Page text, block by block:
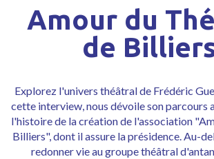
Amour du
de
Explorez l'univers théâtral de Frédéric
cette interview, nous dévoile son parcours
l'histoire de la création de l'association "
Billiers", dont il assure la présidence. Au-
redonner vie au groupe théâtral